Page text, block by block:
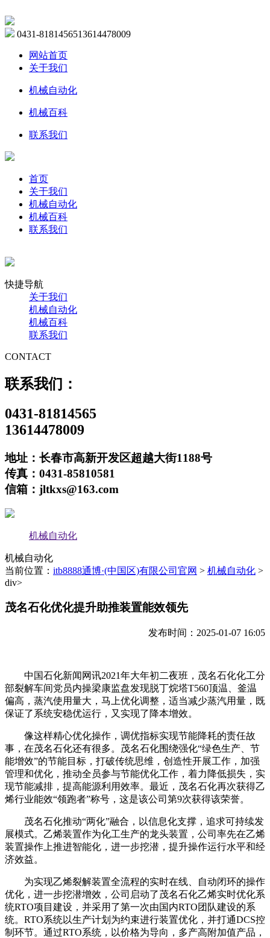
0431-8181456513614478009
网站首页
关于我们
机械自动化
机械百科
联系我们
首页
关于我们
机械自动化
机械百科
联系我们
快捷导航
关于我们
机械自动化
机械百科
联系我们
CONTACT
联系我们：
0431-81814565
13614478009
地址：长春市高新开发区超越大街1188号
传真：0431-85810581
信箱：jltkxs@163.com
机械自动化
机械自动化
当前位置： itb8888通博·(中国区)有限公司官网 > 机械自动化 >
div>
茂名石化优化提升助推装置能效领先
发布时间：2025-01-07 16:05
中国石化新闻网讯2021年大年初二夜班，茂名石化化工分
部裂解车间党员内操梁康监盘发现脱丁烷塔T560顶温、釜温
偏高，蒸汽使用量大，马上优化调整，适当减少蒸汽用量，既
保证了系统安稳优运行，又实现了降本增效。
像这样精心优化操作，调优指标实现节能降耗的责任故
事，在茂名石化还有很多。茂名石化围绕强化“绿色生产、节
能增效”的节能目标，打破传统思维，创造性开展工作，加强
管理和优化，推动全员参与节能优化工作，着力降低损失，实
现节能减排，提高能源利用效率。最近，茂名石化再次获得乙
烯行业能效“领跑者”称号，这是该公司第9次获得该荣誉。
茂名石化推动“两化”融合，以信息化支撑，追求可持续发
展模式。乙烯装置作为化工生产的龙头装置，公司率先在乙烯
装置操作上推进智能化，进一步挖潜，提升操作运行水平和经
济效益。
为实现乙烯裂解装置全流程的实时在线、自动闭环的操作
优化，进一步挖潜增效，公司启动了茂名石化乙烯实时优化系
统RTO项目建设，并采用了第一次由国内RTO团队建设的系
统。RTO系统以生产计划为约束进行装置优化，并打通DCS控
制环节。通过RTO系统，以价格为导向，多产高附加值产品，